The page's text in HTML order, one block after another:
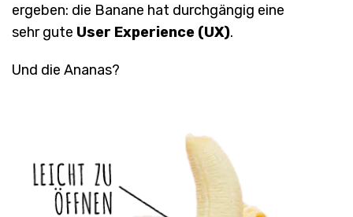
ergeben: die Banane hat durchgängig eine
sehr gute User Experience (UX).
Und die Ananas?